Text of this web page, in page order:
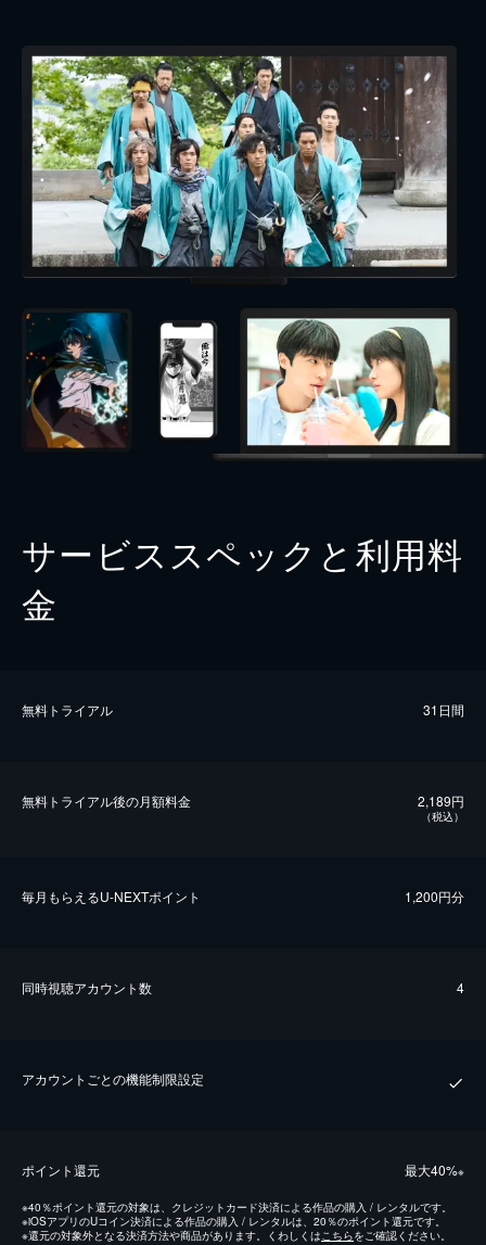
サービススペックと利用料
金
無料トライアル 31日間
無料トライアル後の⽉額料金 2,189円
（税込）
毎⽉もらえるU-NEXTポイント 1,200円分
同時視聴アカウント数 4
アカウントごとの機能制限設定
ポイント還元 最⼤40%※
※40％ポイント還元の対象は、クレジットカード決済による作品の購入 / レンタルです。
※iOSアプリのUコイン決済による作品の購入 / レンタルは、20％のポイント還元です。
※還元の対象外となる決済方法や商品があります。くわしくはこちらをご確認ください。